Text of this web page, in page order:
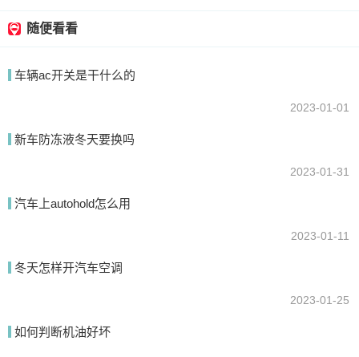
随便看看
车辆ac开关是干什么的
2023-01-01
新车防冻液冬天要换吗
2023-01-31
汽车上autohold怎么用
2023-01-11
冬天怎样开汽车空调
2023-01-25
如何判断机油好坏